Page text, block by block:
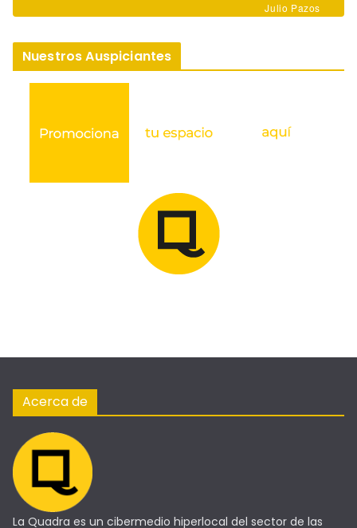
Julio Pazos
Nuestros Auspiciantes
Acerca de
La Quadra es un cibermedio hiperlocal del sector de las